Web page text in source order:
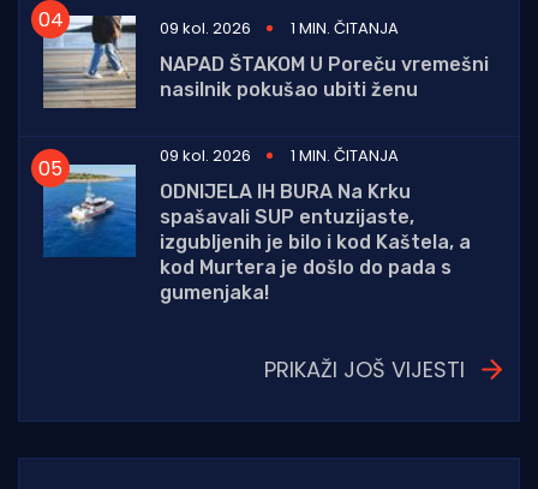
09 kol. 2026
1 MIN. ČITANJA
NAPAD ŠTAKOM U Poreču vremešni
nasilnik pokušao ubiti ženu
09 kol. 2026
1 MIN. ČITANJA
ODNIJELA IH BURA Na Krku
spašavali SUP entuzijaste,
izgubljenih je bilo i kod Kaštela, a
kod Murtera je došlo do pada s
gumenjaka!
PRIKAŽI JOŠ VIJESTI